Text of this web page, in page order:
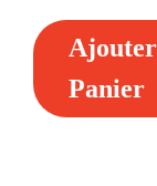
initial
était :
Panier